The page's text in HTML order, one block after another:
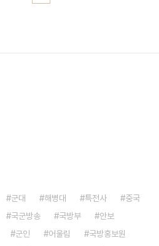
군대 해병대 특전사
중국
국군방송 국방부
안보
군인 어울림
국방홍보원